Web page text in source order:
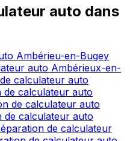
auto dans
Ambérieu-en-Bugey
auto Ambérieux-en-
calculateur auto
de calculateur auto
de calculateur auto
de calculateur auto
de calculateur